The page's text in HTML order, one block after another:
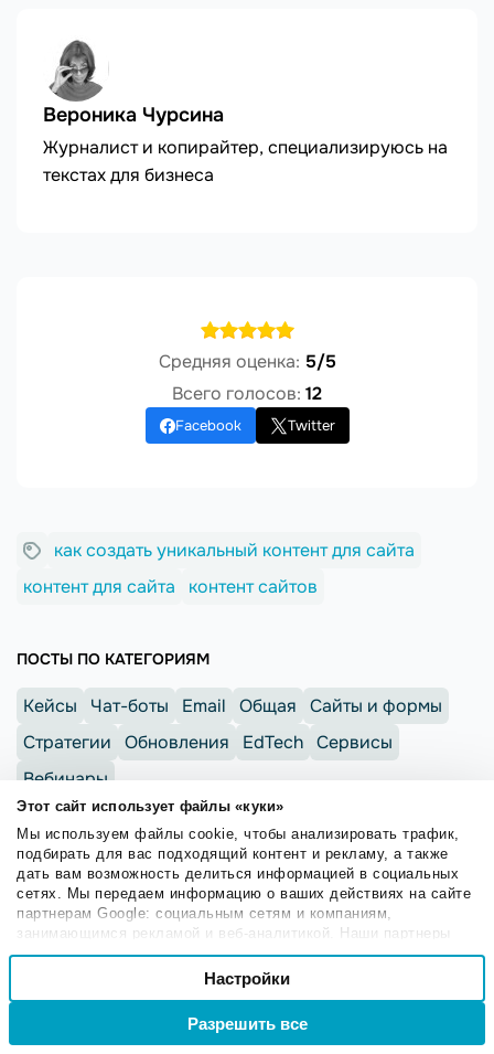
Этот сайт использует файлы «куки»
Мы используем файлы cookie, чтобы анализировать трафик,
подбирать для вас подходящий контент и рекламу, а также
дать вам возможность делиться информацией в социальных
сетях. Мы передаем информацию о ваших действиях на сайте
партнерам Google: социальным сетям и компаниям,
занимающимся рекламой и веб-аналитикой. Наши партнеры
могут комбинировать эти сведения с предоставленной вами
информацией, а также данными, которые они получили при
использовании вами их сервисов.
Выбор
Настроечные
Настройки
Разрешить все
Вероника Чурсина
Журналист и копирайтер, специализируюсь на
текстах для бизнеса
Средняя оценка: 5/5
Всего голосов: 12
Facebook Twitter
как создать уникальный контент для сайта
контент для сайта
контент сайтов
ПОСТЫ ПО КАТЕГОРИЯМ
Кейсы Чат-боты Email Общая
Сайты и формы
Стратегии
Обновления EdTech Сервисы
Вебинары
ПРЕДЫДУЩИЙ
ПОСТ
СЛЕДУЮЩИЙ
ПОДПИШИСЬ НА НАШУ РАССЫЛКУ